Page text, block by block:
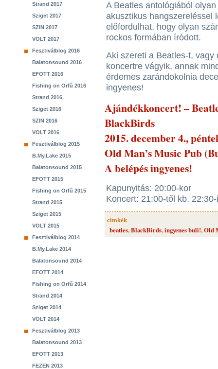
Strand 2017
Sziget 2017
SZIN 2017
VOLT 2017
Fesztiválblog 2016
Balatonsound 2016
EFOTT 2016
Fishing on Orfű 2016
Strand 2016
Sziget 2016
SZIN 2016
VOLT 2016
Fesztiválblog 2015
B.My.Lake 2015
Balatonsound 2015
EFOTT 2015
Fishing on Orfű 2015
Strand 2015
Sziget 2015
VOLT 2015
Fesztiválblog 2014
B.My.Lake 2014
Balatonsound 2014
EFOTT 2014
Fishing on Orfű 2014
Strand 2014
Sziget 2014
VOLT 2014
Fesztiválblog 2013
Balatonsound 2013
EFOTT 2013
FEZEN 2013
A Beatles antológiából
akusztikus hangszereléssel
előfordulhat, hogy olyan
rockos formában íródott.
Aki szereti a Beatles-t,
koncertre vágyik, annak
érdemes zarándokolnia
ingyenes!
Ajándékkoncert! –
BlackBirds
2015. december 4.,
Old Man’s Music Pub
A belépés ingyenes!
Kapunyitás: 20:00-kor
Koncert: 21:00-től kb.
cimkék
beatles,BlackBirds,ingyenes buli!,Old